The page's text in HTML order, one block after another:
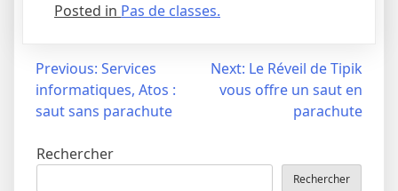
Posted in Pas de classes.
Navigation
Previous: Services
informatiques, Atos :
saut sans parachute
Next: Le Réveil de Tipik
vous offre un saut en
parachute
Rechercher
Rechercher